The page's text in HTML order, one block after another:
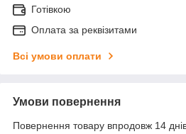
Готівкою
Оплата за реквізитами
Всі умови оплати
Умови повернення
Повернення товару впродовж 14